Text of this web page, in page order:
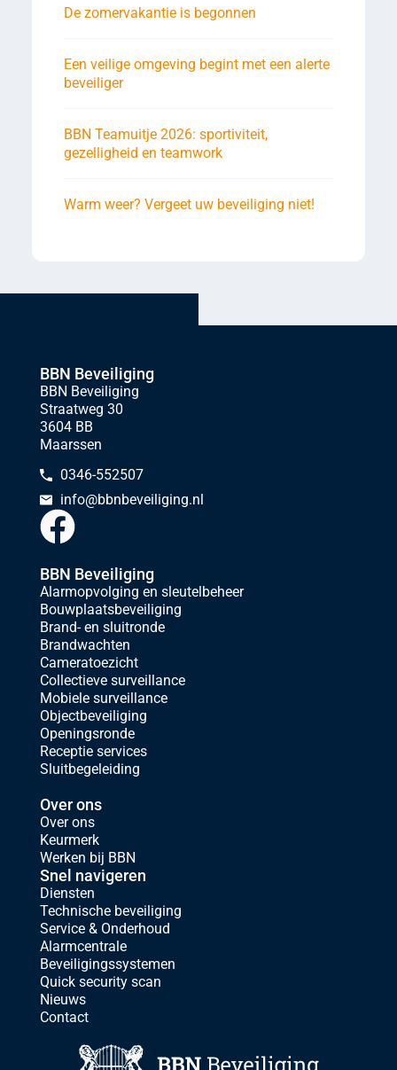
De zomervakantie is begonnen
Een veilige omgeving begint met een alerte
beveiliger
BBN Teamuitje 2026: sportiviteit,
gezelligheid en teamwork
Warm weer? Vergeet uw beveiliging niet!
BBN Beveiliging
BBN Beveiliging
Straatweg 30
3604 BB
Maarssen
0346-552507
info@bbnbeveiliging.nl
BBN Beveiliging
Alarmopvolging en sleutelbeheer
Bouwplaatsbeveiliging
Brand- en sluitronde
Brandwachten
Cameratoezicht
Collectieve surveillance
Mobiele surveillance
Objectbeveiliging
Openingsronde
Receptie services
Sluitbegeleiding
Over ons
Over ons
Keurmerk
Werken bij BBN
Snel navigeren
Diensten
Technische beveiliging
Service & Onderhoud
Alarmcentrale
Beveiligingssystemen
Quick security scan
Nieuws
Contact